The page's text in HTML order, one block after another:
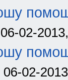
02-
06-02-